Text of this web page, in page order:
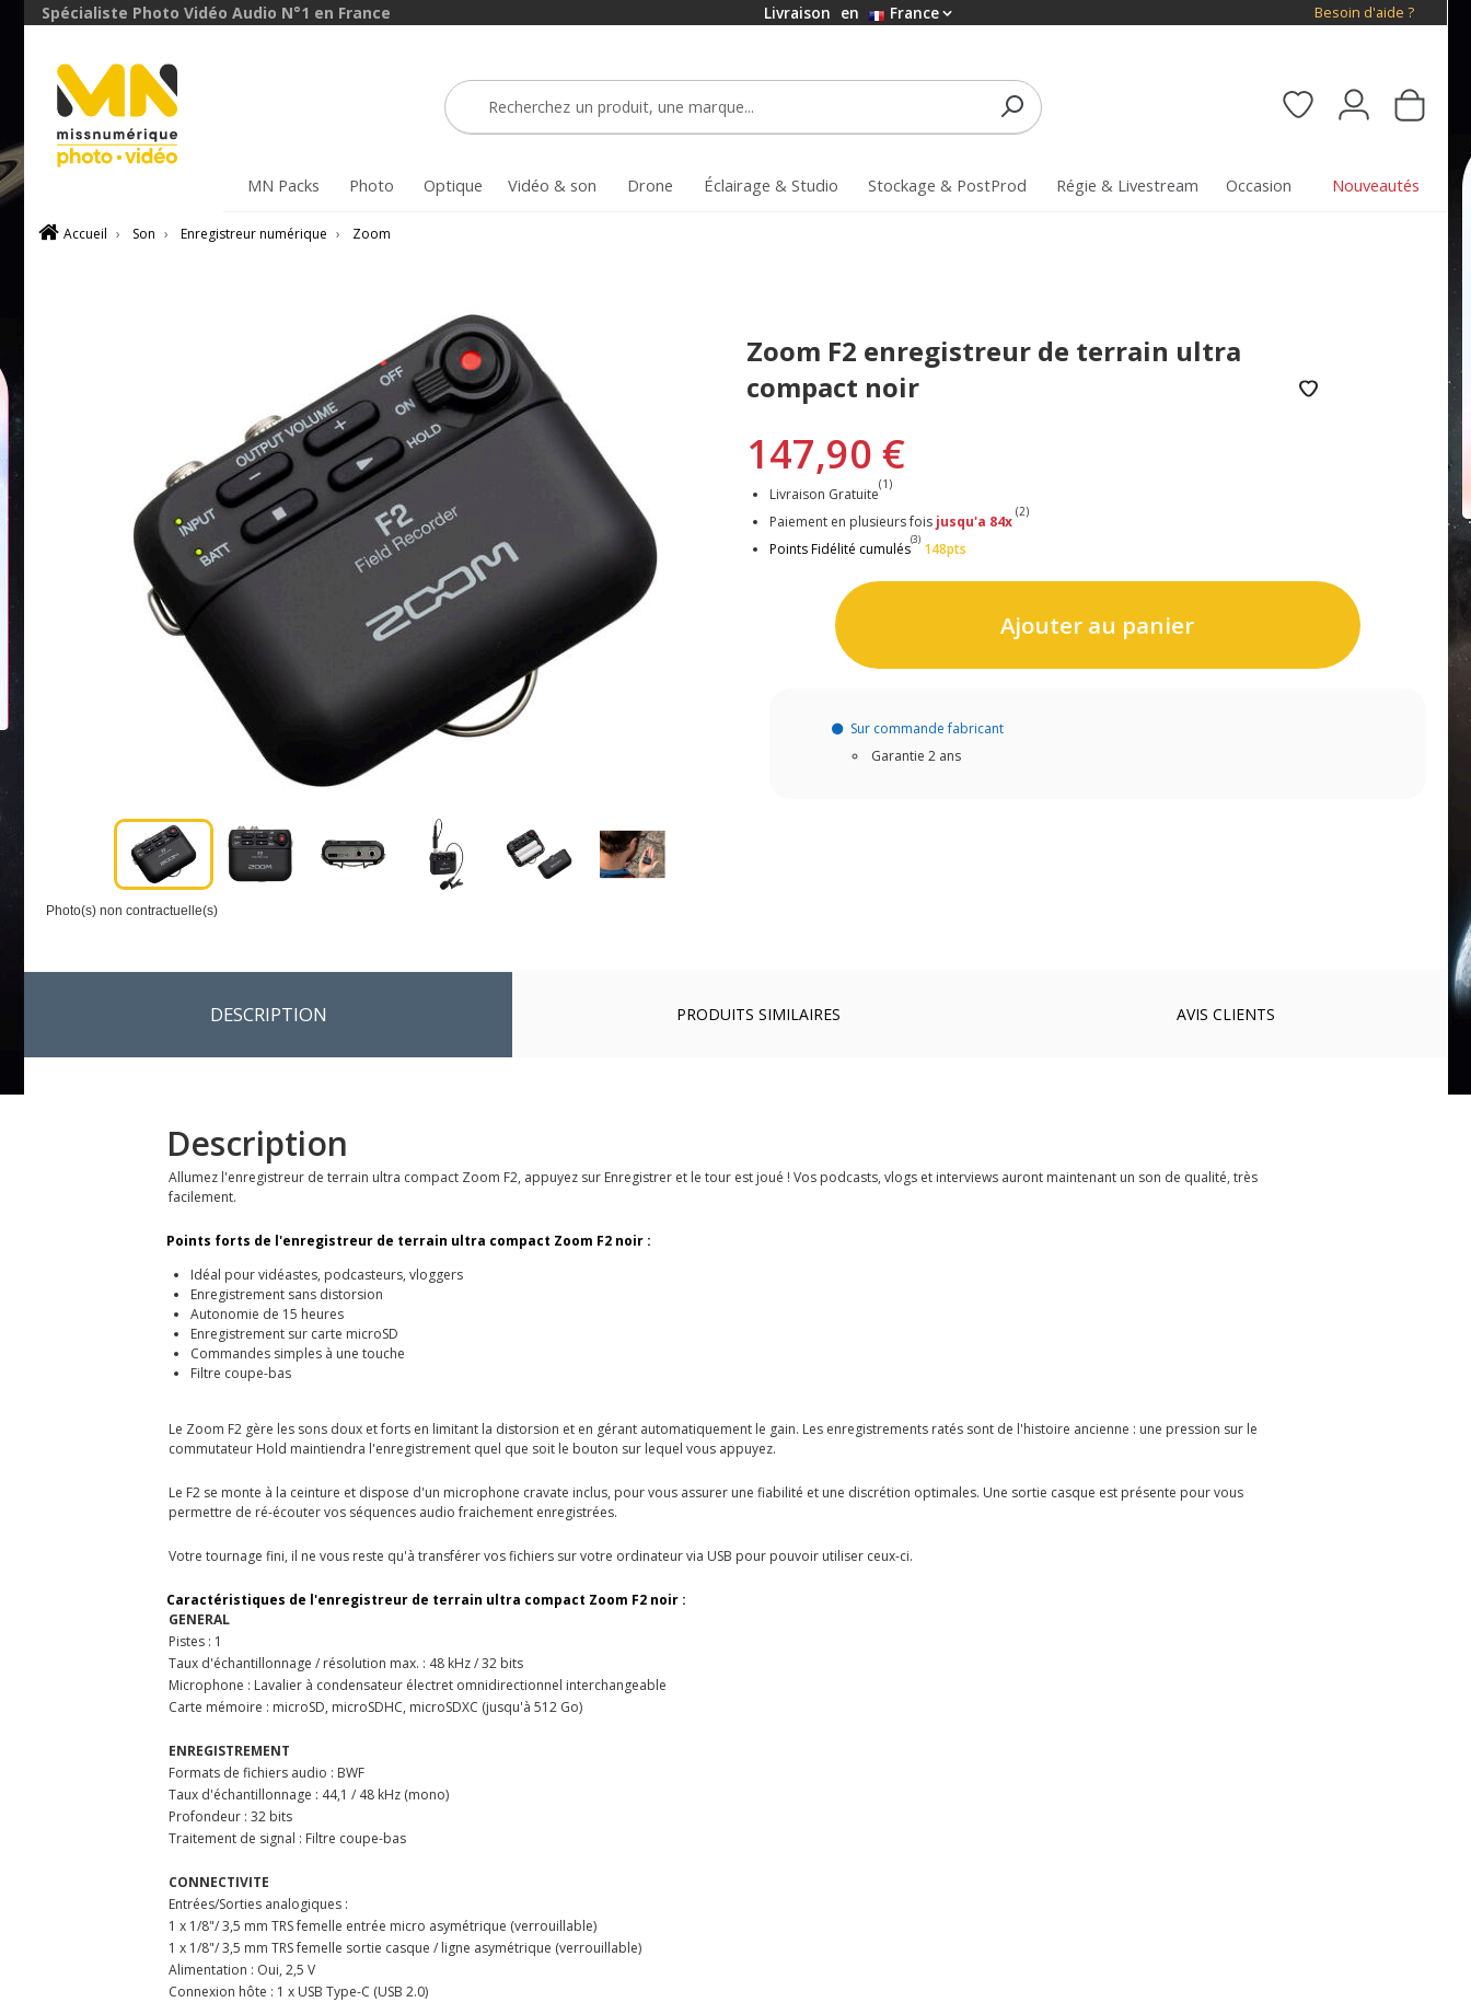
Spécialiste Photo Vidéo Audio N°1 en France Livraison en France Besoin d'aide ?
MN Packs Photo Optique Vidéo & son Drone Éclairage & Studio Stockage & PostProd Régie & Livestream Occasion Nouveautés
Accueil › Son › Enregistreur numérique › Zoom
Photo(s) non contractuelle(s)
Zoom F2 enregistreur de terrain ultra
compact noir
147,90 €
Livraison Gratuite
(1)
Paiement en plusieurs fois jusqu'a 84x
(2)
Points Fidélité cumulés
(3)
148pts
Ajouter au panier
Sur commande fabricant
Garantie 2 ans
DESCRIPTION PRODUITS SIMILAIRES AVIS CLIENTS
Description
Allumez l'enregistreur de terrain ultra compact Zoom F2, appuyez sur Enregistrer et le tour est joué ! Vos podcasts, vlogs et interviews auront maintenant un son de qualité, très
facilement.
Points forts de l'enregistreur de terrain ultra compact Zoom F2 noir :
Idéal pour vidéastes, podcasteurs, vloggers
Enregistrement sans distorsion
Autonomie de 15 heures
Enregistrement sur carte microSD
Commandes simples à une touche
Filtre coupe-bas
Le Zoom F2 gère les sons doux et forts en limitant la distorsion et en gérant automatiquement le gain. Les enregistrements ratés sont de l'histoire ancienne : une pression sur le
commutateur Hold maintiendra l'enregistrement quel que soit le bouton sur lequel vous appuyez.
Le F2 se monte à la ceinture et dispose d'un microphone cravate inclus, pour vous assurer une fiabilité et une discrétion optimales. Une sortie casque est présente pour vous
permettre de ré-écouter vos séquences audio fraichement enregistrées.
Votre tournage fini, il ne vous reste qu'à transférer vos fichiers sur votre ordinateur via USB pour pouvoir utiliser ceux-ci.
Caractéristiques de l'enregistreur de terrain ultra compact Zoom F2 noir :
GENERAL
Pistes : 1
Taux d'échantillonnage / résolution max. : 48 kHz / 32 bits
Microphone : Lavalier à condensateur électret omnidirectionnel interchangeable
Carte mémoire : microSD, microSDHC, microSDXC (jusqu'à 512 Go)
ENREGISTREMENT
Formats de fichiers audio : BWF
Taux d'échantillonnage : 44,1 / 48 kHz (mono)
Profondeur : 32 bits
Traitement de signal : Filtre coupe-bas
CONNECTIVITE
Entrées/Sorties analogiques :
1 x 1/8"/ 3,5 mm TRS femelle entrée micro asymétrique (verrouillable)
1 x 1/8"/ 3,5 mm TRS femelle sortie casque / ligne asymétrique (verrouillable)
Alimentation : Oui, 2,5 V
Connexion hôte : 1 x USB Type-C (USB 2.0)